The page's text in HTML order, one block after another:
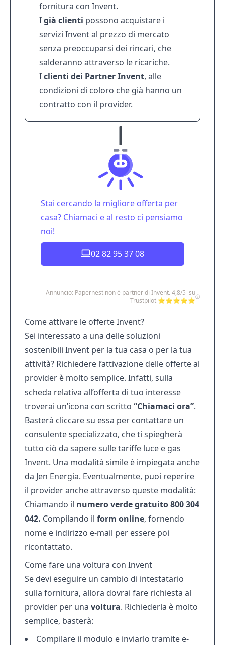
fornitura con Invent.
Igià clienti possono acquistare i
servizi Invent al prezzo di mercato
senza preoccuparsi dei rincari, che
salderanno attraverso le ricariche.
Iclienti dei Partner Invent, alle
condizioni di coloro che già hanno un
contratto con il provider.
Stai cercando la migliore offerta per
casa? Chiamaci e al resto ci pensiamo
noi!
02 82 95 37 08
Annuncio: Papernest non è partner di Invent. 4,8/5 su
Trustpilot ⭐⭐⭐⭐⭐
Come attivare le offerte Invent?
Sei interessato a una delle soluzioni
sostenibili Invent per la tua casa o per la tua
attività? Richiedere l’attivazione delle offerte al
provider è molto semplice. Infatti, sulla
scheda relativa all’offerta di tuo interesse
troverai un’icona con scritto “Chiamaci ora”.
Basterà cliccare su essa per contattare un
consulente specializzato, che ti spiegherà
tutto ciò da sapere sulle tariffe luce e gas
Invent. Una modalità simile è impiegata anche
da Jen Energia. Eventualmente, puoi reperire
il provider anche attraverso queste modalità:
Chiamando il numero verde gratuito 800 304
042. Compilando il form online, fornendo
nome e indirizzo e-mail per essere poi
ricontattato.
Come fare una voltura con Invent
Se devi eseguire un cambio di intestatario
sulla fornitura, allora dovrai fare richiesta al
provider per una voltura. Richiederla è molto
semplice, basterà:
Compilare il modulo e inviarlo tramite e-